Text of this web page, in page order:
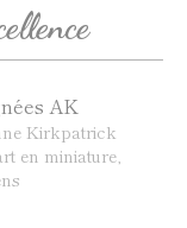
AK
Kirkpatrick
en miniature,